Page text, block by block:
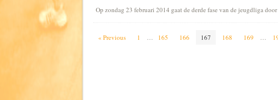
Op zondag 23 februari 2014 gaat de derde fase van de jeugdliga
« Previous 1 … 165 166 167 168 169 …